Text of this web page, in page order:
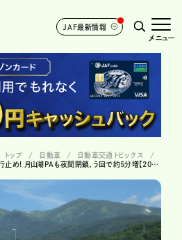
JAF最新情報
メニュー
トップ 自動車
自動車交通トピックス
【山形道】西川IC～月山ICで夜間通行止め! 月山湖PAも夜間閉鎖、う回で約5分増【2026年7月】